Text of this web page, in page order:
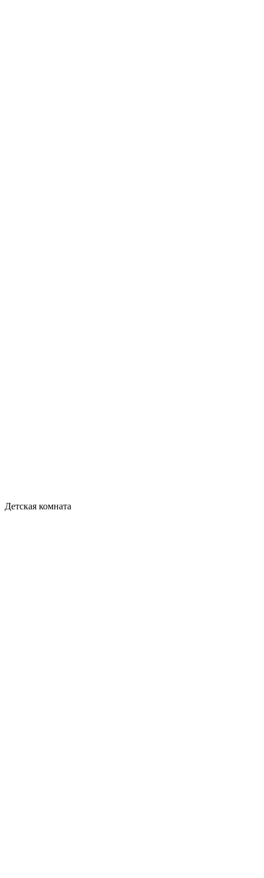
Детская комната